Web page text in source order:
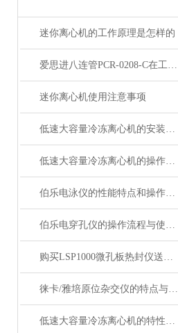
迷你离心机的工作原理是怎样的
爱思进八连管PCR-0208-C在工业自动化中的应用与优势概述
迷你离心机使用注意事项
低速大容量冷冻离心机的安装与维护建议
低速大容量冷冻离心机的操作步骤和注意事项
伯乐电泳仪的性能特点和操作注意事项说明
伯乐电穿孔仪的操作流程与使用注意事项
购买LSP1000微孔板热封仪送英国进口96孔板一箱
徕卡/雅培原位杂交仪的特点与几大配置介绍
低速大容量冷冻离心机的特性与主要技术功能